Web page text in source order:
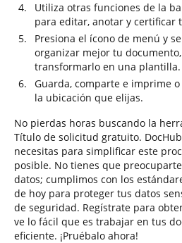
Utiliza otras funciones de la
para editar, anotar y certificar
Presiona el ícono de menú y
organizar mejor tu
transformarlo en una plantilla.
Guarda, comparte e imprime
la ubicación que elijas.
No pierdas horas buscando la
Título de solicitud gratuito.
necesitas para simplificar este
posible. No tienes que
datos; cumplimos con los
de hoy para proteger tus datos
de seguridad. Regístrate para
ve lo fácil que es trabajar en tus
eficiente. ¡Pruébalo ahora!